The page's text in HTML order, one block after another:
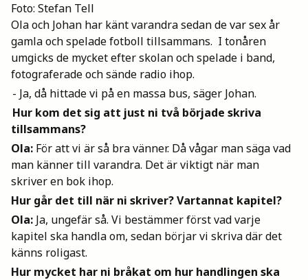
Foto: Stefan Tell
Ola och Johan har känt varandra sedan de var sex år
gamla och spelade fotboll tillsammans. I tonåren
umgicks de mycket efter skolan och spelade i band,
fotograferade och sände radio ihop.
- Ja, då hittade vi på en massa bus, säger Johan.
Hur kom det sig att just ni två började skriva
tillsammans?
Ola: För att vi är så bra vänner. Då vågar man säga vad
man känner till varandra. Det är viktigt när man
skriver en bok ihop.
Hur går det till när ni skriver? Vartannat kapitel?
Ola: Ja, ungefär så. Vi bestämmer först vad varje
kapitel ska handla om, sedan börjar vi skriva där det
känns roligast.
Hur mycket har ni bråkat om hur handlingen ska